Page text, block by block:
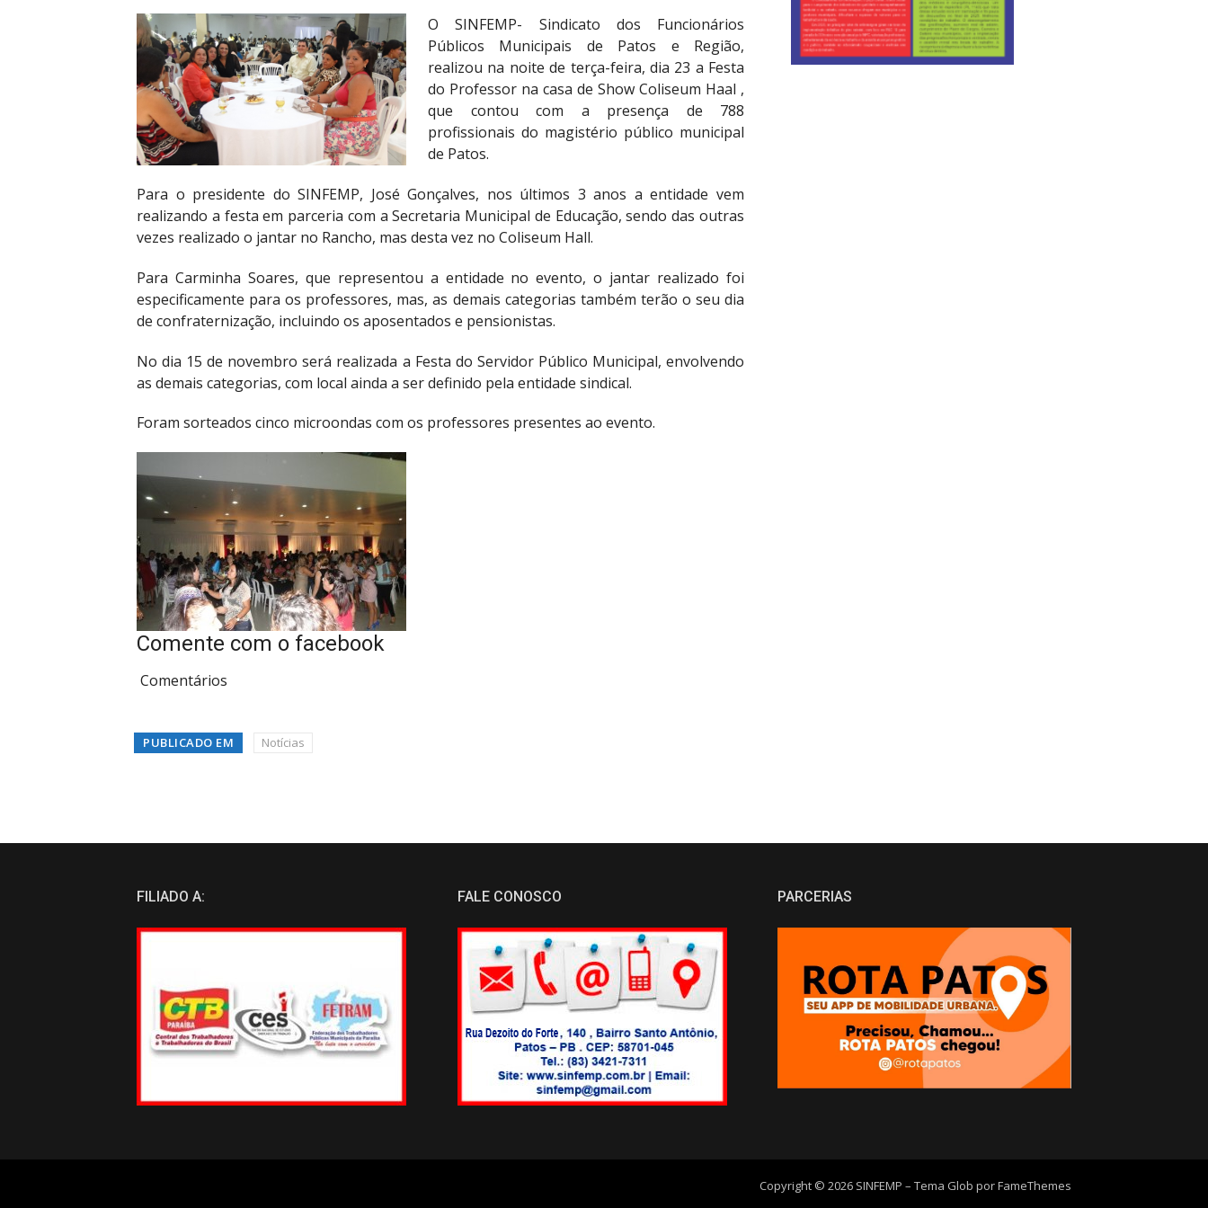
O SINFEMP- Sindicato dos Funcionários
Públicos Municipais de Patos e Região,
realizou na noite de terça-feira, dia 23 a Festa
do Professor na casa de Show Coliseum Haal ,
que contou com a presença de 788
profissionais do magistério público municipal
de Patos.
Para o presidente do SINFEMP, José Gonçalves, nos últimos 3 anos a entidade vem
realizando a festa em parceria com a Secretaria Municipal de Educação, sendo das outras
vezes realizado o jantar no Rancho, mas desta vez no Coliseum Hall.
Para Carminha Soares, que representou a entidade no evento, o jantar realizado foi
especificamente para os professores, mas, as demais categorias também terão o seu dia
de confraternização, incluindo os aposentados e pensionistas.
No dia 15 de novembro será realizada a Festa do Servidor Público Municipal, envolvendo
as demais categorias, com local ainda a ser definido pela entidade sindical.
Foram sorteados cinco microondas com os professores presentes ao evento.
Comente com o facebook
Comentários
PUBLICADO EM Notícias
FILIADO A: FALE CONOSCO PARCERIAS
Copyright © 2026 SINFEMP – Tema Glob porFameThemes